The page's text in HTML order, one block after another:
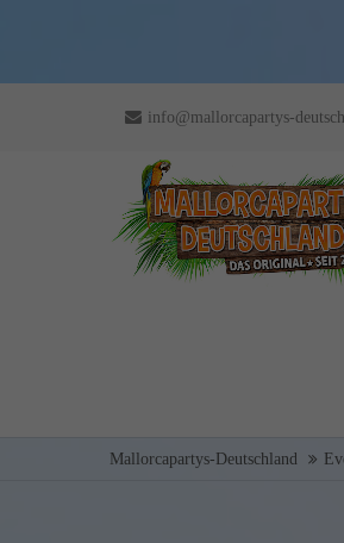
info@mallorcapartys-
Mallorcapartys-Deutschland